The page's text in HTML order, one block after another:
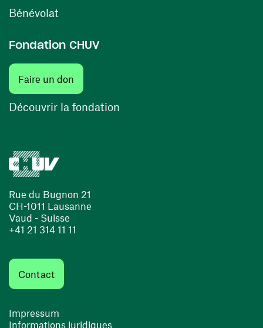
Rue du Bugnon 21
CH-1011 Lausanne
Vaud - Suisse
+41 21 314 11 11
Contact
Impressum
Informations juridiques
Bénévolat
Fondation CHUV
Faire un don
Découvrir la fondation